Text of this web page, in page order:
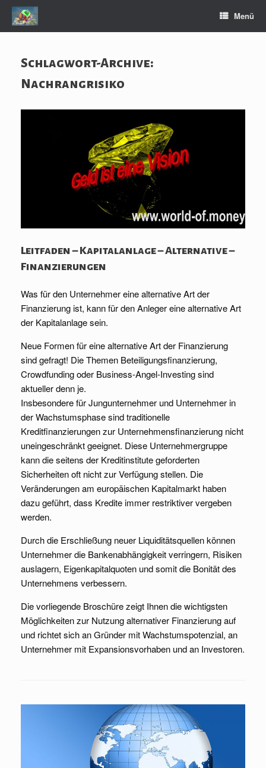
Zum
Inhalt
springen
Menü
Schlagwort-Archive:
Nachrangrisiko
Leitfaden – Kapitalanlage – Alternative –
Finanzierungen
Was für den Unternehmer eine alternative Art der
Finanzierung ist, kann für den Anleger eine alternative Art
der Kapitalanlage sein.
Neue Formen für eine alternative Art der Finanzierung
sind gefragt! Die Themen Beteiligungsfinanzierung,
Crowdfunding oder Business-Angel-Investing sind
aktueller denn je.
Insbesondere für Jungunternehmer und Unternehmer in
der Wachstumsphase sind traditionelle
Kreditfinanzierungen zur Unternehmensfinanzierung nicht
uneingeschränkt geeignet. Diese Unternehmergruppe
kann die seitens der Kreditinstitute geforderten
Sicherheiten oft nicht zur Verfügung stellen. Die
Veränderungen am europäischen Kapitalmarkt haben
dazu geführt, dass Kredite immer restriktiver vergeben
werden.
Durch die Erschließung neuer Liquiditätsquellen können
Unternehmer die Bankenabhängigkeit verringern, Risiken
auslagern, Eigenkapitalquoten und somit die Bonität des
Unternehmens verbessern.
Die vorliegende Broschüre zeigt Ihnen die wichtigsten
Möglichkeiten zur Nutzung alternativer Finanzierung auf
und richtet sich an Gründer mit Wachstumspotenzial, an
Unternehmer mit Expansionsvorhaben und an Investoren.